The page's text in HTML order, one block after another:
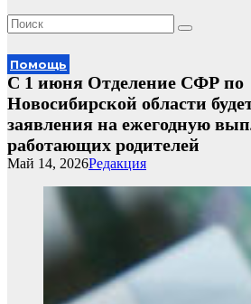
Помощь
С 1 июня Отделение СФР по
Новосибирской области
заявления на ежегодную
работающих родителей
Редакция
Май 14, 2026